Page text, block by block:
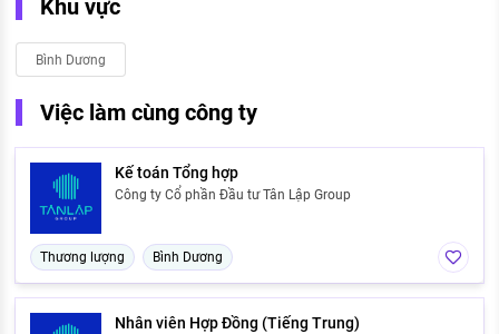
Khu vực
Bình Dương
Việc làm cùng công ty
Kế toán Tổng hợp
Công ty Cổ phần Đầu tư Tân Lập Group
Thương lượng Bình Dương
Nhân viên Hợp Đồng (Tiếng Trung)